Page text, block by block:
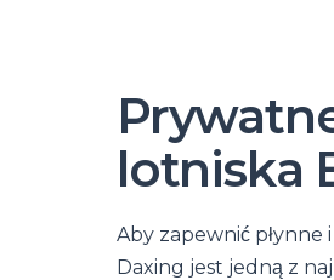
lotniska
Aby zapewnić
Daxing jest jedną z